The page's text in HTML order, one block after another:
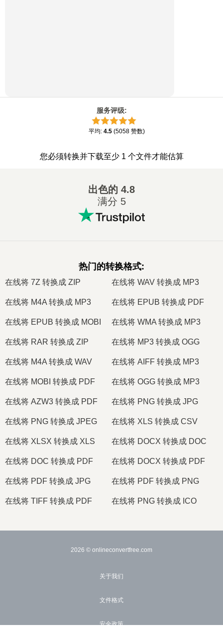
服务评级:
平均: 4.5 (5058 赞数)
您必须转换并下载至少 1 个文件才能估算
出色的 4.8
满分 5
热门的转换格式:
在线将 7Z 转换成 ZIP 在线将 WAV 转换成 MP3
在线将 M4A 转换成 MP3 在线将 EPUB 转换成 PDF
在线将 EPUB 转换成 MOBI 在线将 WMA 转换成 MP3
在线将 RAR 转换成 ZIP 在线将 MP3 转换成 OGG
在线将 M4A 转换成 WAV 在线将 AIFF 转换成 MP3
在线将 MOBI 转换成 PDF 在线将 OGG 转换成 MP3
在线将 AZW3 转换成 PDF 在线将 PNG 转换成 JPG
在线将 PNG 转换成 JPEG 在线将 XLS 转换成 CSV
在线将 XLSX 转换成 XLS 在线将 DOCX 转换成 DOC
在线将 DOC 转换成 PDF 在线将 DOCX 转换成 PDF
在线将 PDF 转换成 JPG 在线将 PDF 转换成 PNG
在线将 TIFF 转换成 PDF 在线将 PNG 转换成 ICO
2026 © onlineconvertfree.com
关于我们
文件格式
安全政策